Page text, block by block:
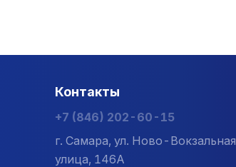
Контакты
+7 (846) 202-60-15
г. Самара, ул. Ново-Вокзальная
улица, 146А